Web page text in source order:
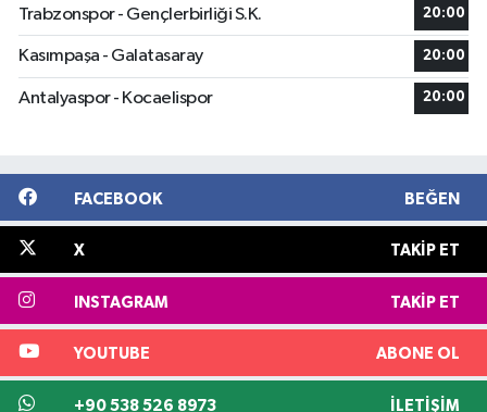
Trabzonspor - Gençlerbirliği S.K. 20:00
Kasımpaşa - Galatasaray 20:00
Antalyaspor - Kocaelispor 20:00
FACEBOOK BEĞEN
X TAKIP ET
INSTAGRAM TAKIP ET
YOUTUBE ABONE OL
+90 538 526 8973 İLETIŞIM